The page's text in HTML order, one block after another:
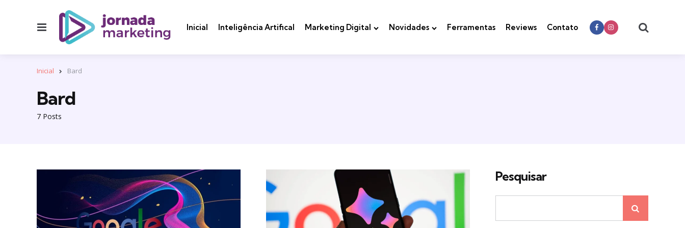
Inicial Inteligência Artifical Marketing Digital Novidades Ferramentas Reviews Contato
Inicial Bard
7 Posts
Bard
Pesquisar